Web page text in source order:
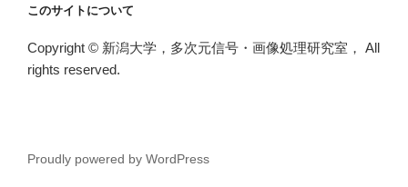
このサイトについて
Copyright © 新潟大学，多次元信号・画像処理研究室， All
rights reserved.
Proudly powered by WordPress